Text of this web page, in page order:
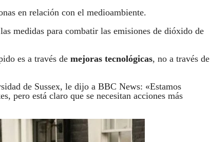
en relación con el medioambiente.
medidas para combatir las emisiones de dióxido de
es a través de mejoras tecnológicas, no a través de
de Sussex, le dijo a BBC News: «Estamos
pero está claro que se necesitan acciones más